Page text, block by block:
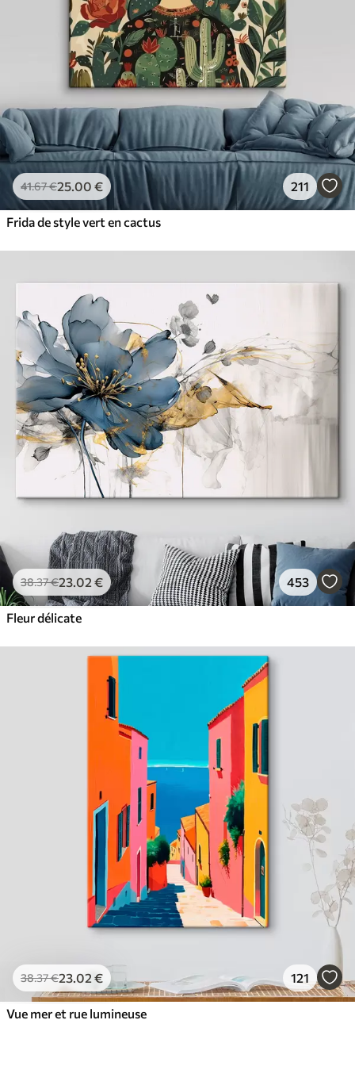
41.67€25.00 € 211
Frida de style vert en cactus
38.37€23.02 € 453
Fleur délicate
38.37€23.02 € 121
Vue mer et rue lumineuse